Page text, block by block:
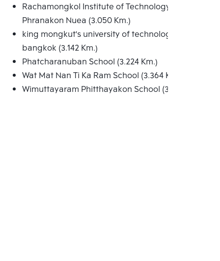
Rachamongkol Institute of Technology
Phranakon Nuea (3.050 Km.)
king mongkut's university of technology north
bangkok (3.142 Km.)
Phatcharanuban School (3.224 Km.)
Wat Mat Nan Ti Ka Ram School (3.364 Km.)
Wimuttayaram Phitthayakon School (3.553 Km.)